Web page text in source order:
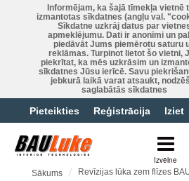
Informējam, ka šajā tīmekļa vietnē
izmantotas sīkdatnes (angļu val.
Sīkdatne uzkrāj datus par
apmeklējumu. Dati ir anonīmi un
piedāvāt Jums piemērotu saturu
reklāmas. Turpinot lietot šo vietni,
piekrītat, ka mēs uzkrāsim un
sīkdatnes Jūsu ierīcē. Savu
jebkurā laikā varat atsaukt,
saglabātās sīkdatnes
Pieteikties Reģistrācija Iziet
Sākums Revīzijas lūka zem flīzes